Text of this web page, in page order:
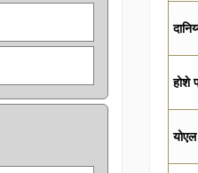
होशे
योएल